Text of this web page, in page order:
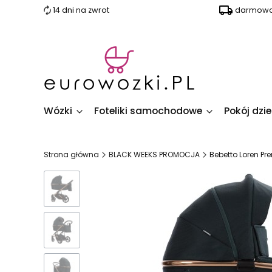
14 dni na zwrot
Wózki Foteliki samochodowe Pokój
Strona główna BLACK WEEKS PROMOCJA Bebetto Loren